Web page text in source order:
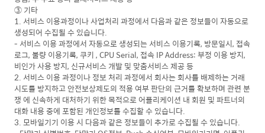
③ 기타
1. 서비스 이용과정이나 사업처리 과정에서 다음과 같은 정보들이 자동으로
생성되어 수집될 수 있습니다.
- 서비스 이용 과정에서 자동으로 생성되는 서비스 이용기록, 방문일시, 접속
로그, 불량 이용기록, 쿠키 , CPU Serial, 접속 IP Address: 부정 이용 방지,
비인가 사용 방지, 신규서비스 개발 및 맞춤서비스 제공 등
2. 서비스 이용 과정이나 정보 처리 과정에서 회사는 회사를 배제하는 거래
시도를 방지하고 안전보상제도의 적용 여부 판단의 근거를 확보하며 관련 분
쟁 에 신속하게 대처하기 위한 목적으로 어플리케이션 내 회원 및 파트너의
대화 내용 중에 포함된 개인정보를 수집할 수 있습니다.
3. 모바일기기 이용 시 다음과 같은 정보들이 추가로 수집될 수 있습니다.